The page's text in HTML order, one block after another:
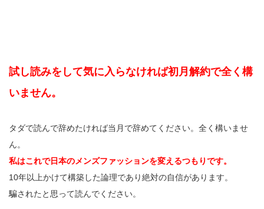
試し読みをして気に入らなければ初月解約で全く構
いません。
タダで読んで辞めたければ当月で辞めてください。全く構いませ
ん。
私はこれで日本のメンズファッションを変えるつもりです。
10年以上かけて構築した論理であり絶対の自信があります。
騙されたと思って読んでください。